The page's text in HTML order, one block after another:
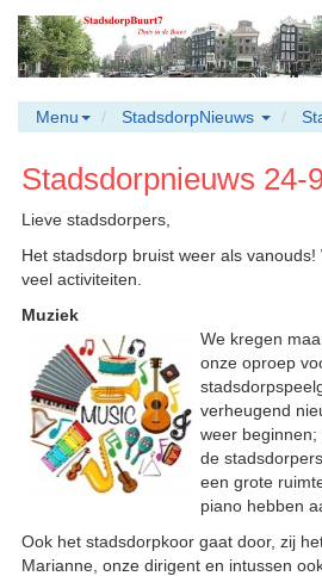
Menu StadsdorpNieuws
Stadsdorpnieuws 24-
Lieve stadsdorpers,
Het stadsdorp bruist weer als
veel activiteiten.
Muziek
We kregen
onze oproep
verheugend
weer
de
een grote
piano hebben
Ook het stadsdorpkoor gaat door, zij
Marianne, onze dirigent en intussen